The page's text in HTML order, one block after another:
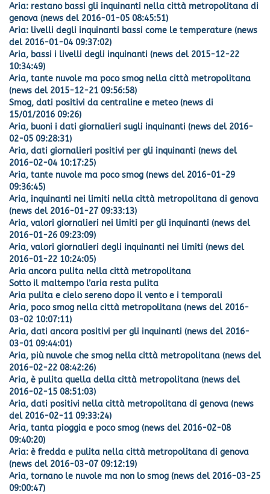
Aria: restano bassi gli inquinanti nella città metropolitana di
genova (news del 2016-01-05 08:45:51)
Aria: livelli degli inquinanti bassi come le temperature (news
del 2016-01-04 09:37:02)
Aria, bassi i livelli degli inquinanti (news del 2015-12-22
10:34:49)
Aria, tante nuvole ma poco smog nella città metropolitana
(news del 2015-12-21 09:56:58)
Smog, dati positivi da centraline e meteo (news di
15/01/2016 09:26)
Aria, buoni i dati giornalieri sugli inquinanti (news del 2016-
02-05 09:28:31)
Aria, dati giornalieri positivi per gli inquinanti (news del
2016-02-04 10:17:25)
Aria, tante nuvole ma poco smog (news del 2016-01-29
09:36:45)
Aria, inquinanti nei limiti nella città metropolitana di genova
(news del 2016-01-27 09:33:13)
Aria, valori giornalieri nei limiti per gli inquinanti (news del
2016-01-26 09:23:09)
Aria, valori giornalieri degli inquinanti nei limiti (news del
2016-01-22 10:24:05)
Aria ancora pulita nella città metropolitana
Sotto il maltempo l’aria resta pulita
Aria pulita e cielo sereno dopo il vento e i temporali
Aria, poco smog nella città metropolitana (news del 2016-
03-02 10:07:11)
Aria, dati ancora positivi per gli inquinanti (news del 2016-
03-01 09:44:01)
Aria, più nuvole che smog nella città metropolitana (news del
2016-02-22 08:42:26)
Aria, è pulita quella della città metropolitana (news del
2016-02-15 08:51:03)
Aria, dati positivi nella città metropolitana di genova (news
del 2016-02-11 09:33:24)
Aria, tanta pioggia e poco smog (news del 2016-02-08
09:40:20)
Aria: è fredda e pulita nella città metropolitana di genova
(news del 2016-03-07 09:12:19)
Aria, tornano le nuvole ma non lo smog (news del 2016-03-25
09:00:47)